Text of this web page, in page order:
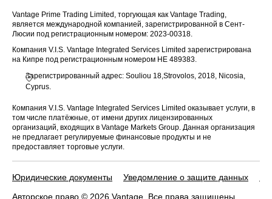
Vantage Prime Trading Limited, торгующая как Vantage Trading,
является международной компанией, зарегистрированной в Сент-
Люсии под регистрационным номером: 2023-00318.
Компания V.I.S. Vantage Integrated Services Limited зарегистрирована
на Кипре под регистрационным номером HE 489383.
Зарегистрированный адрес: Souliou 18,Strovolos, 2018, Nicosia,
Cyprus.
Компания V.I.S. Vantage Integrated Services Limited оказывает услуги, в
том числе платёжные, от имени других лицензированных
организаций, входящих в Vantage Markets Group. Данная организация
не предлагает регулируемые финансовые продукты и не
предоставляет торговые услуги.
Юридические документы Уведомление о защите данных
Авторское право © 2026 Vantage. Все права защищены.